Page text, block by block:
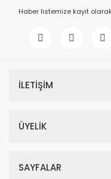
Haber listemize kayıt
İLETİŞİM
ÜYELİK
SAYFALAR